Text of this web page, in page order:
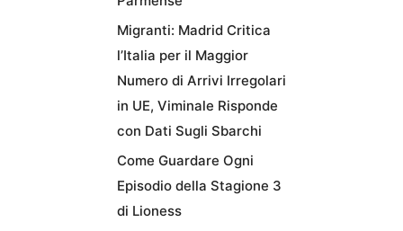
Migranti: Madrid Critica
l’Italia per il Maggior
Numero di Arrivi Irregolari
in UE, Viminale Risponde
con Dati Sugli Sbarchi
Come Guardare Ogni
Episodio della Stagione 3
di Lioness